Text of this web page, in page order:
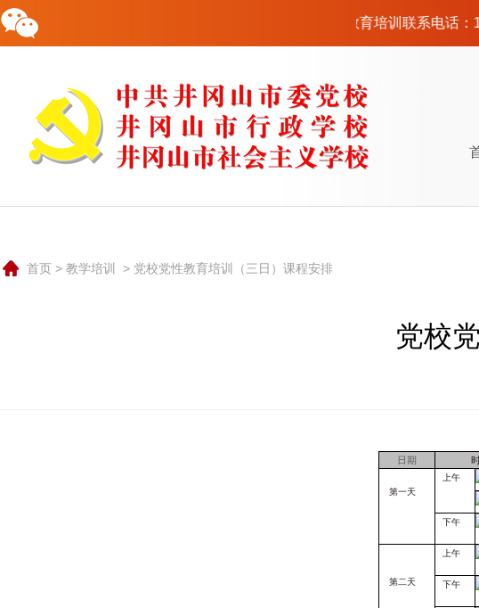
市委党校唯一官方网站！中共井冈山市委党校党性教育培训联系电话：
中共井冈山市党校是中共井冈山市委的一个重要部门，是培
0796-8935799
首页 > 教学培训 > 党校党性教育培训（三日）课程安排
党校
日期
第一天
上午
下午
第二天
上午
下午